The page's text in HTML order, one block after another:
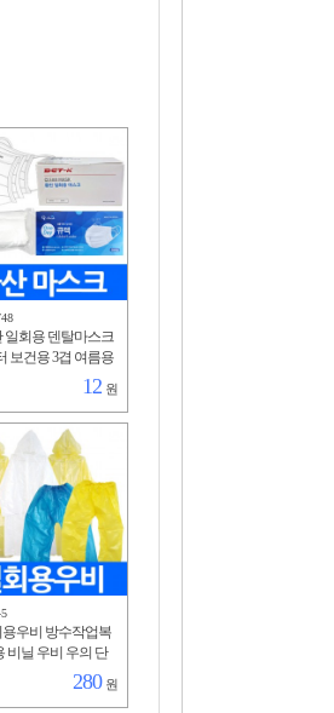
일회용 덴탈마스크
보건용 3겹 여름용
한 방수 차단 kc인
포 사은품 병원12 원
용우비 방수작업복
비닐 우비 우의 단
수 작업복 행사용
280 원